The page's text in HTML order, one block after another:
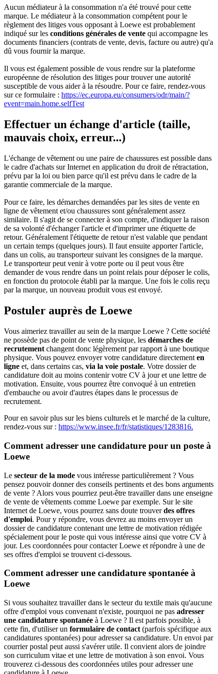
Aucun médiateur à la consommation n'a été trouvé pour cette
marque. Le médiateur à la consommation compétent pour le
règlement des litiges vous opposant à Loewe est probablement
indiqué sur les conditions générales de vente qui accompagne les
documents financiers (contrats de vente, devis, facture ou autre) qu'a
dû vous fournir la marque.
Il vous est également possible de vous rendre sur la plateforme
européenne de résolution des litiges pour trouver une autorité
susceptible de vous aider à la résoudre. Pour ce faire, rendez-vous
sur ce formulaire : https://ec.europa.eu/consumers/odr/main/?
event=main.home.selfTest
Effectuer un échange d'article (taille,
mauvais choix, erreur...)
L'échange de vêtement ou une paire de chaussures est possible dans
le cadre d'achats sur Internet en application du droit de rétractation,
prévu par la loi ou bien parce qu'il est prévu dans le cadre de la
garantie commerciale de la marque.
Pour ce faire, les démarches demandées par les sites de vente en
ligne de vêtement et/ou chaussures sont généralement assez
similaire. Il s'agit de se connecter à son compte, d'indiquer la raison
de sa volonté d'échanger l'article et d'imprimer une étiquette de
retour. Généralement l'étiquette de retour n'est valable que pendant
un certain temps (quelques jours). Il faut ensuite apporter l'article,
dans un colis, au transporteur suivant les consignes de la marque.
Le transporteur peut venir à votre porte ou il peut vous être
demander de vous rendre dans un point relais pour déposer le colis,
en fonction du protocole établi par la marque. Une fois le colis reçu
par la marque, un nouveau produit vous est envoyé.
Postuler auprès de Loewe
Vous aimeriez travailler au sein de la marque Loewe ? Cette société
ne possède pas de point de vente physique, les démarches de
recrutement changent donc légèrement par rapport à une boutique
physique. Vous pouvez envoyer votre candidature directement en
ligne et, dans certains cas, via la voie postale. Votre dossier de
candidature doit au moins contenir votre CV à jour et une lettre de
motivation. Ensuite, vous pourrez être convoqué à un entretien
d'embauche ou avoir d'autres étapes dans le processus de
recrutement.
Pour en savoir plus sur les biens culturels et le marché de la culture,
rendez-vous sur : https://www.insee.fr/fr/statistiques/1283816.
Comment adresser une candidature pour un poste à
Loewe
Le secteur de la mode vous intéresse particulièrement ? Vous
pensez pouvoir donner des conseils pertinents et des bons arguments
de vente ? Alors vous pourriez peut-être travailler dans une enseigne
de vente de vêtements comme Loewe par exemple. Sur le site
Internet de Loewe, vous pourrez sans doute trouverdes offres
d'emploi. Pour y répondre, vous devrez au moins envoyer un
dossier de candidature contenant une lettre de motivation rédigée
spécialement pour le poste qui vous intéresse ainsi que votre CV à
jour. Les coordonnées pour contacter Loewe et répondre à une de
ses offres d'emploi se trouvent ci-dessous.
Comment adresser une candidature spontanée à
Loewe
Si vous souhaitez travailler dans le secteur du textile mais qu'aucune
offre d'emploi vous convenant n'existe, pourquoi ne pas adresser
une candidature spontanée à Loewe ? Il est parfois possible, à
cette fin, d'utiliser un formulaire de contact (parfois spécifique aux
candidatures spontanées) pour adresser sa candidature. Un envoi par
courrier postal peut aussi s'avérer utile. Il convient alors de joindre
son curriculum vitae et une lettre de motivation à son envoi. Vous
trouverez ci-dessous des coordonnées utiles pour adresser une